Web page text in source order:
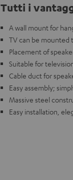
Tutti i
A wall mount for
TV can be mounted
Placement of
Suitable for
Cable duct for
Easy assembly;
Massive steel
Easy installation,